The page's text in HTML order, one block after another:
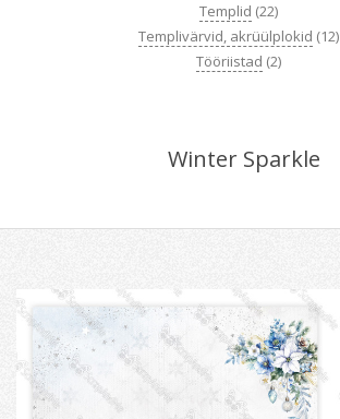
Templid (22)
Templivärvid, akrüülplokid (12)
Tööriistad (2)
Winter Sparkle